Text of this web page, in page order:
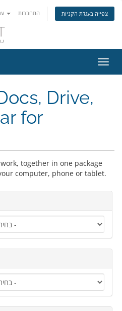
התחברות צפייה בעגלת הקניות
ניווט
Drive,
for
together in one package
computer, phone or tablet.